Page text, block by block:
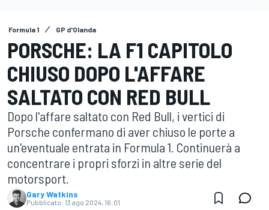
Formula 1 GP d'Olanda
PORSCHE: LA F1 CAPITOLO
CHIUSO DOPO L'AFFARE
SALTATO CON RED BULL
Dopo l'affare saltato con Red Bull, i vertici di
Porsche confermano di aver chiuso le porte a
un'eventuale entrata in Formula 1. Continuerà a
concentrare i propri sforzi in altre serie del
motorsport.
Gary Watkins
Pubblicato: 13 ago 2024, 16:01